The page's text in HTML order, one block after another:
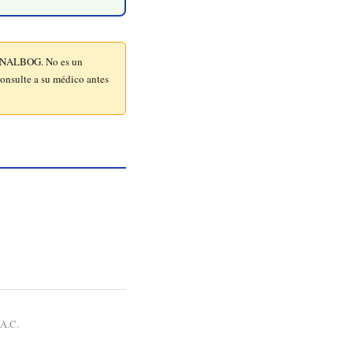
No es un
a su médico antes